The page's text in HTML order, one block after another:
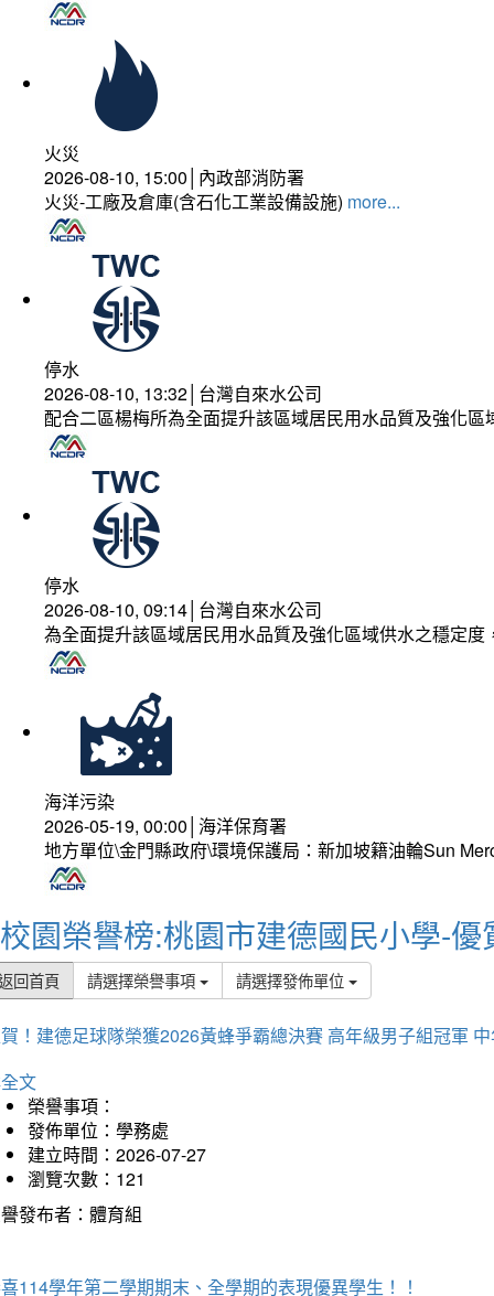
火災
2026-08-10, 15:00│內政部消防署
火災-工廠及倉庫(含石化工業設備設施) more...
停水
2026-08-10, 13:32│台灣自來水公司
配合二區楊梅所為全面提升該區域居民用水品質及強化
停水
2026-08-10, 09:14│台灣自來水公司
為全面提升該區域居民用水品質及強化區域供水之穩定
海洋污染
2026-05-19, 00:00│海洋保育署
地方單位\金門縣政府\環境保護局：新加坡籍油輪Sun
校園榮譽榜:桃園市建德國民小學-優
回首頁 請選擇榮譽事項 請選擇發佈單位
！建德足球隊榮獲2026黃蜂爭霸總決賽 高年級男子組冠軍
文
榮譽事項：
發佈單位：學務處
建立時間：2026-07-27
瀏覽次數：121
發布者：體育組
114學年第二學期期末、全學期的表現優異學生！！